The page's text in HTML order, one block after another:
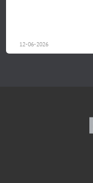
12-06-2026